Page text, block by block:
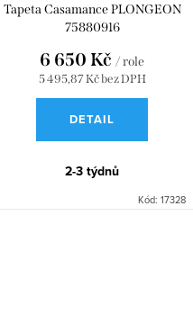
Tapeta Casamance PLONGEON
75880916
5 495,87 Kč bez DPH
6 650 Kč / role
DETAIL
2-3 týdnů
Kód: 17328